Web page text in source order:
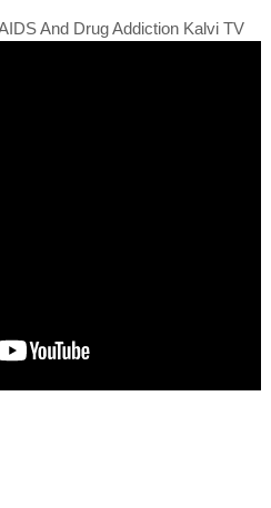
And Drug Addiction Kalvi TV